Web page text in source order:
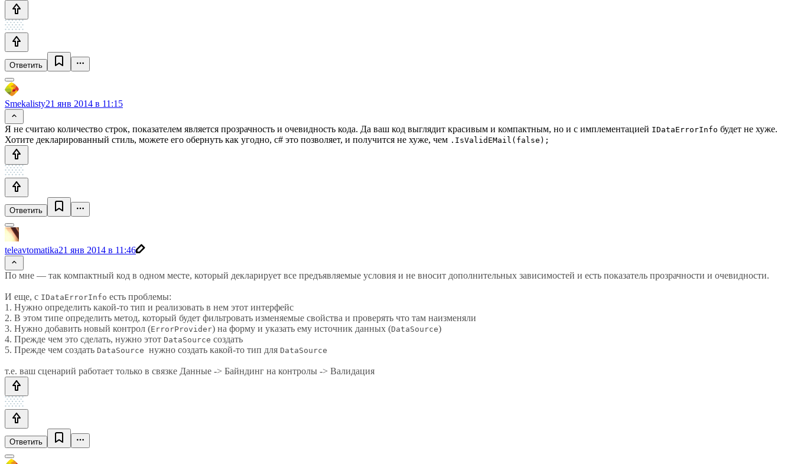
Ответить
Smekalisty21 янв 2014 в 11:15
Я не считаю количество строк, показателем является прозрачность и очевидность кода. Да ваш код выглядит красивым и компактным, но и с имплементацией IDataErrorInfo будет не хуже.
Хотите декларированный стиль, можете его обернуть как угодно, c# это позволяет, и получится не хуже, чем .IsValidEMail(false);
Ответить
teleavtomatika21 янв 2014 в 11:46
По мне — так компактный код в одном месте, который декларирует все предъявляемые условия и не вносит дополнительных зависимостей и есть показатель прозрачности и очевидности.
И еще, с IDataErrorInfo есть проблемы:
1. Нужно определить какой-то тип и реализовать в нем этот интерфейс
2. В этом типе определить метод, который будет фильтровать изменяемые свойства и проверять что там наизменяли
3. Нужно добавить новый контрол (ErrorProvider) на форму и указать ему источник данных (DataSource)
4. Прежде чем это сделать, нужно этот DataSource создать
5. Прежде чем создать DataSource нужно создать какой-то тип для DataSource
т.е. ваш сценарий работает только в связке Данные -> Байндинг на контролы -> Валидация
Ответить